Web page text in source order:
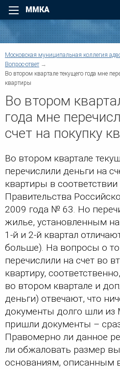
Назад
Структура коллегии
Новости коллегии
Видео ММКА
Назад
Для физических лиц
Для юридических лиц
Назад
Информационные базы
ММКА
Московская муниципальная коллегия
Вопрос-ответ
Во втором квартале текущего года мне
квартиры
Во втором
года мне
счет на покупку
Во втором квартале
перечислили деньги на
квартиры в
Правительства
2009 года № 63. Но
жилье, установленным
1-й и 2-й квартал
больше). На вопросы о
перечислили на счет во
квартиру,
во втором квартале и
деньги) отвечают, что
документы долго шли из
пришли документы –
Правомерно ли данное
ли обжаловать размер
основаниям, описанным